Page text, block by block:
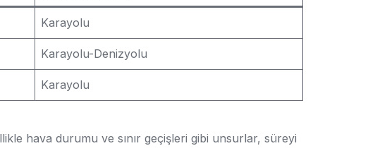
Karayolu
Karayolu-Denizyolu
Karayolu
hava durumu ve sınır geçişleri gibi unsurlar, süreyi